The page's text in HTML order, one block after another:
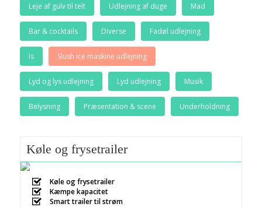
Leje af gulv til telt Udlejning af duge Mad
Bar & cocktails Diverse Fadøl udlejning
Is Slush ice maskine udlejning
Lyd og lys udlejning Lyd udlejning Musik
Belysning Præsentation & scene Underholdning
Køle og frysetrailer
Køle og frysetrailer
Kæmpe kapacitet
Smart trailer til strøm